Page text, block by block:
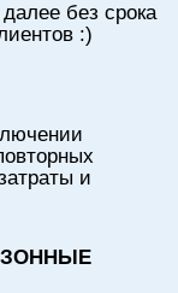
без срока
:)
и